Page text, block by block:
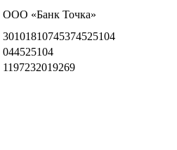
ООО «Банк Точка»
30101810745374525104
044525104
1197232019269